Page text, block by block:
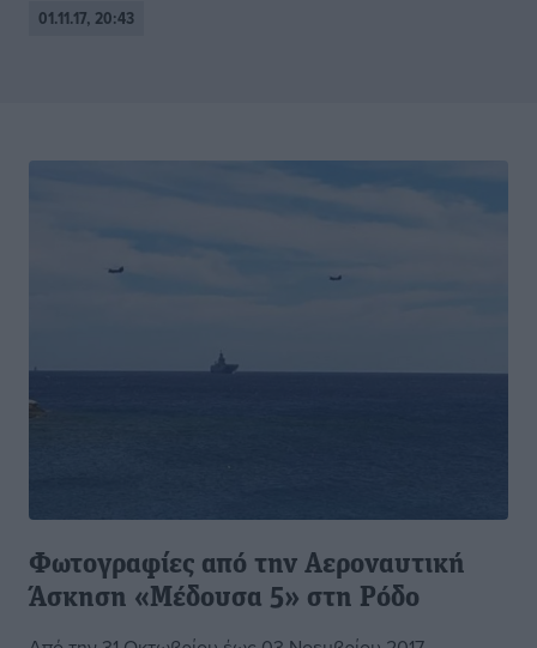
01.11.17, 20:43
Φωτογραφίες από την Αεροναυτική
Άσκηση «Μέδουσα 5» στη Ρόδο